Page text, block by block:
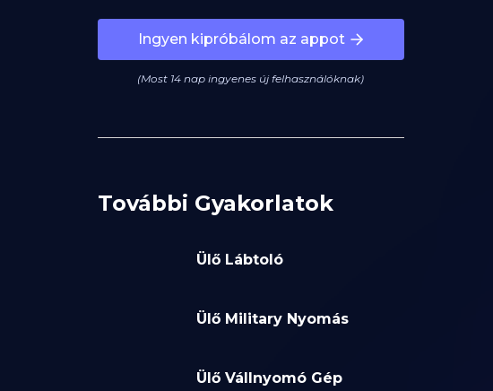
Ingyen kipróbálom az appot
(Most 14 nap ingyenes új felhasználóknak)
További Gyakorlatok
Ülő Lábtoló
Ülő Military Nyomás
Ülő Vállnyomó Gép